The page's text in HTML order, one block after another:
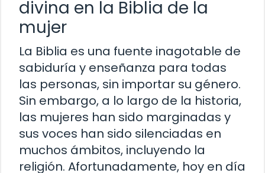
divina en la Biblia de la
mujer
La Biblia es una fuente inagotable de
sabiduría y enseñanza para todas
las personas, sin importar su género.
Sin embargo, a lo largo de la historia,
las mujeres han sido marginadas y
sus voces han sido silenciadas en
muchos ámbitos, incluyendo la
religión. Afortunadamente, hoy en día